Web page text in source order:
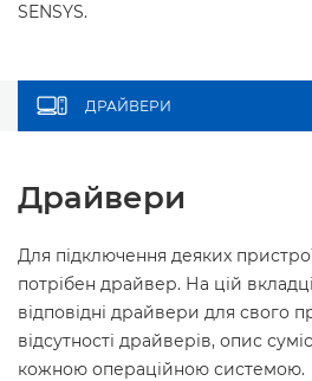
SENSYS.
ДРАЙВЕРИ
Драйвери
Для підключення деяких
потрібен драйвер. На цій
відповідні драйвери для свого
відсутності драйверів, опис
кожною операційною системою.